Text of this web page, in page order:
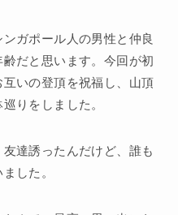
ガポール人の男性と仲良
だと思います。今回が初
いの登頂を祝福し、山頂
りをしました。
友達誘ったんだけど、誰も
した。